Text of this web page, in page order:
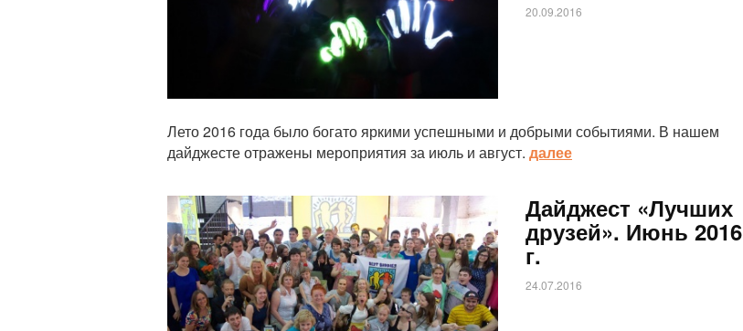
20.09.2016
Лето 2016 года было богато яркими успешными и добрыми событиями. В нашем
дайджесте отражены мероприятия за июль и август. далее
Статья Дайджест «Лучших
друзей». Июнь 2016
г.
24.07.2016